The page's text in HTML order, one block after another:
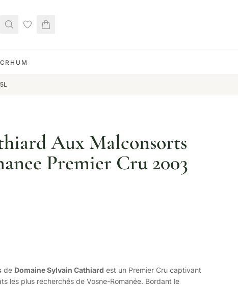
RHUM
Aux Malconsorts
Premier Cru 2003
de Domaine Sylvain Cathiard est un Premier Cru captivant
les plus recherchés de Vosne-Romanée. Bordant le